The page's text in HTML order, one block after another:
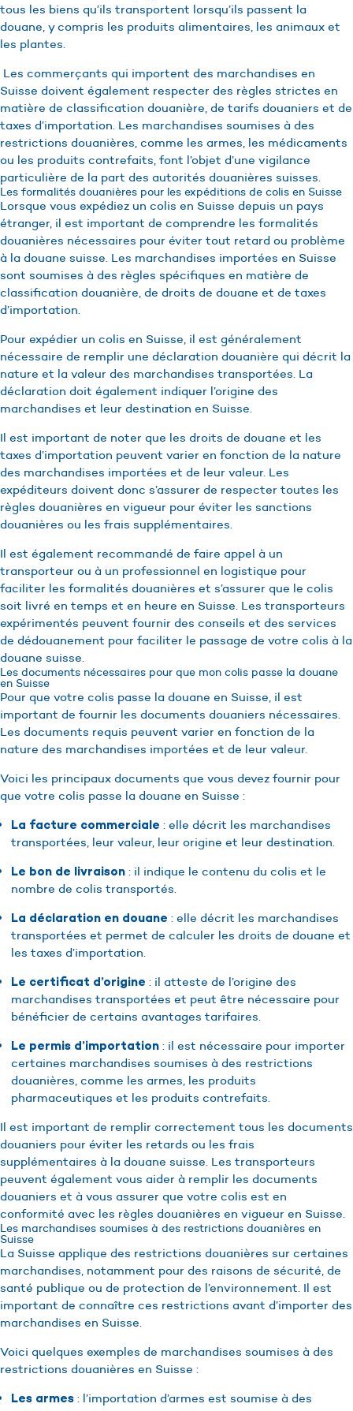
tous les biens qu’ils transportent lorsqu’ils passent la
douane, y compris les produits alimentaires, les animaux et
les plantes.
Les commerçants qui importent des marchandises en
Suisse doivent également respecter des règles strictes en
matière de classification douanière, de tarifs douaniers et de
taxes d’importation. Les marchandises soumises à des
restrictions douanières, comme les armes, les médicaments
ou les produits contrefaits, font l’objet d’une vigilance
particulière de la part des autorités douanières suisses.
Les formalités douanières pour les expéditions de colis en Suisse
Lorsque vous expédiez un colis en Suisse depuis un pays
étranger, il est important de comprendre les formalités
douanières nécessaires pour éviter tout retard ou problème
à la douane suisse. Les marchandises importées en Suisse
sont soumises à des règles spécifiques en matière de
classification douanière, de droits de douane et de taxes
d’importation.
Pour expédier un colis en Suisse, il est généralement
nécessaire de remplir une déclaration douanière qui décrit la
nature et la valeur des marchandises transportées. La
déclaration doit également indiquer l’origine des
marchandises et leur destination en Suisse.
Il est important de noter que les droits de douane et les
taxes d’importation peuvent varier en fonction de la nature
des marchandises importées et de leur valeur. Les
expéditeurs doivent donc s’assurer de respecter toutes les
règles douanières en vigueur pour éviter les sanctions
douanières ou les frais supplémentaires.
Il est également recommandé de faire appel à un
transporteur ou à un professionnel en logistique pour
faciliter les formalités douanières et s’assurer que le colis
soit livré en temps et en heure en Suisse. Les transporteurs
expérimentés peuvent fournir des conseils et des services
de dédouanement pour faciliter le passage de votre colis à la
douane suisse.
Les documents nécessaires pour que mon colis passe la douane
en Suisse
Pour que votre colis passe la douane en Suisse, il est
important de fournir les documents douaniers nécessaires.
Les documents requis peuvent varier en fonction de la
nature des marchandises importées et de leur valeur.
Voici les principaux documents que vous devez fournir pour
que votre colis passe la douane en Suisse :
La facture commerciale : elle décrit les marchandises
transportées, leur valeur, leur origine et leur destination.
Le bon de livraison : il indique le contenu du colis et le
nombre de colis transportés.
La déclaration en douane : elle décrit les marchandises
transportées et permet de calculer les droits de douane et
les taxes d’importation.
Le certificat d’origine : il atteste de l’origine des
marchandises transportées et peut être nécessaire pour
bénéficier de certains avantages tarifaires.
Le permis d’importation : il est nécessaire pour importer
certaines marchandises soumises à des restrictions
douanières, comme les armes, les produits
pharmaceutiques et les produits contrefaits.
Il est important de remplir correctement tous les documents
douaniers pour éviter les retards ou les frais
supplémentaires à la douane suisse. Les transporteurs
peuvent également vous aider à remplir les documents
douaniers et à vous assurer que votre colis est en
conformité avec les règles douanières en vigueur en Suisse.
Les marchandises soumises à des restrictions douanières en
Suisse
La Suisse applique des restrictions douanières sur certaines
marchandises, notamment pour des raisons de sécurité, de
santé publique ou de protection de l’environnement. Il est
important de connaître ces restrictions avant d’importer des
marchandises en Suisse.
Voici quelques exemples de marchandises soumises à des
restrictions douanières en Suisse :
Les armes : l’importation d’armes est soumise à des